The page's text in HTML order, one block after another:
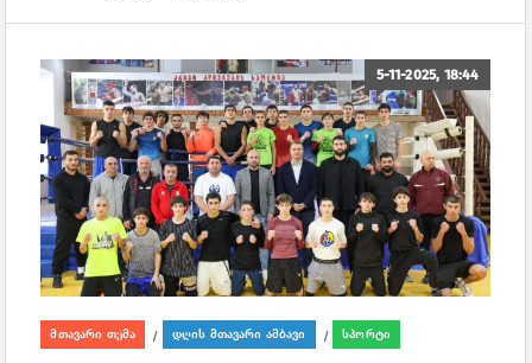
5-11-2025, 18:44
მთავარი თემა / დღის მთავარი ამბავი / სპორტი